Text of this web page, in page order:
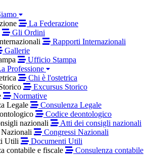
La Federazione
Gli Ordini
Rapporti Internazionali
Gallerie
Ufficio Stampa
Professione
Chi è l'ostetrica
Excursus Storico
Normative
Legale
Consulenza Legale
Codice deontologico
nazionali
Atti dei consigli nazionali
Congressi Nazionali
Utili
Documenti Utili
contabile e fiscale
Consulenza contabile